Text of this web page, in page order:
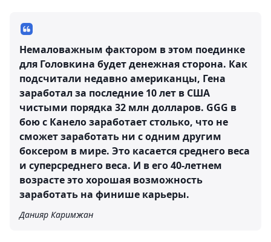
Немаловажным фактором в этом поединке
для Головкина будет денежная сторона. Как
подсчитали недавно американцы, Гена
заработал за последние 10 лет в США
чистыми порядка 32 млн долларов. GGG в
бою с Канело заработает столько, что не
сможет заработать ни с одним другим
боксером в мире. Это касается среднего веса
и суперсреднего веса. И в его 40-летнем
возрасте это хорошая возможность
заработать на финише карьеры.
Данияр Каримжан